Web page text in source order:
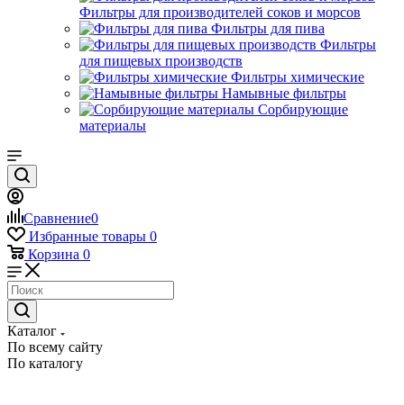
Фильтры для производителей соков и морсов
Фильтры для пива
Фильтры
для пищевых производств
Фильтры химические
Намывные фильтры
Сорбирующие
материалы
Сравнение0
Избранные товары 0
Корзина 0
Каталог
По всему сайту
По каталогу